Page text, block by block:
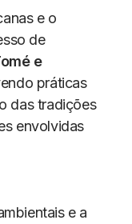
e o
de
e
práticas
das tradições
envolvidas
e a